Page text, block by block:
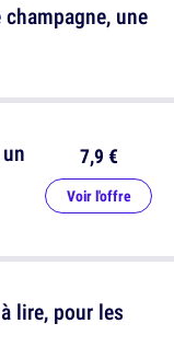
une
lire, pour les
7,9 €
Voir l'offre